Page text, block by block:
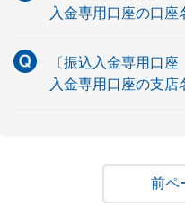
入金専用口座の口座
〔振込入金専用口
入金専用口座の支店